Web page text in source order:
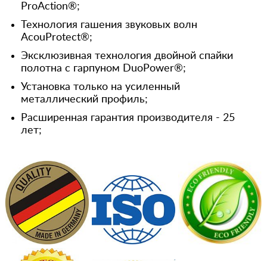
ProAction®;
Технология гашения звуковых волн
AcouProtect®;
Эксклюзивная технология двойной спайки
полотна с гарпуном DuoPower®;
Установка только на усиленный
металлический профиль;
Расширенная гарантия производителя - 25
лет;